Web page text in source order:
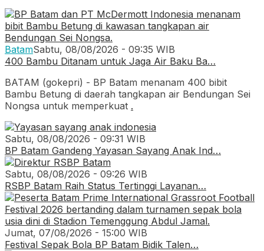
BatamSabtu, 08/08/2026 - 09:35 WIB
400 Bambu Ditanam untuk Jaga Air Baku Ba…
BATAM (gokepri) - BP Batam menanam 400 bibit
Bambu Betung di daerah tangkapan air Bendungan Sei
Nongsa untuk memperkuat .
Sabtu, 08/08/2026 - 09:31 WIB
BP Batam Gandeng Yayasan Sayang Anak Ind…
Sabtu, 08/08/2026 - 09:26 WIB
RSBP Batam Raih Status Tertinggi Layanan…
Jumat, 07/08/2026 - 15:00 WIB
Festival Sepak Bola BP Batam Bidik Talen…